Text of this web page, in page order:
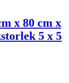
x 80 cm x
5 x 5